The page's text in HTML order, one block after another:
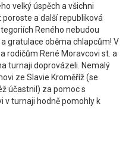
velký úspěch a všichni
a další republiková
Reného nebudou
gratulace oběma chlapcům! V
rodičům René Moravcovi st. a
turnaji doprovázeli. Nemalý
ze Slavie Kroměříž (se
účastnil) za pomoc s
v turnaji hodně pomohly k